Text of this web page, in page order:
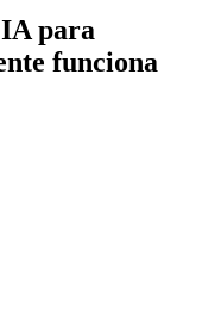
para
funciona